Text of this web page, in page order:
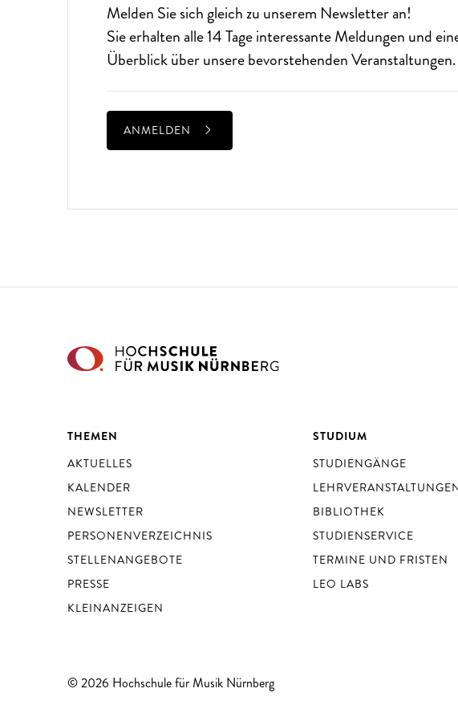
Melden Sie sich gleich zu unserem Newsletteran!
Sie erhalten alle 14 Tage interessante Meldungen und
Überblick über unsere bevorstehenden Veranstaltungen.
ANMELDEN
THEMEN
AKTUELLES
KALENDER
NEWSLETTER
PERSONENVERZEICHNIS
STELLENANGEBOTE
PRESSE
KLEINANZEIGEN
STUDIUM
STUDIENGÄNGE
BIBLIOTHEK
STUDIENSERVICE
TERMINE UND FRISTEN
LEO LABS
© 2026 Hochschule für Musik Nürnberg